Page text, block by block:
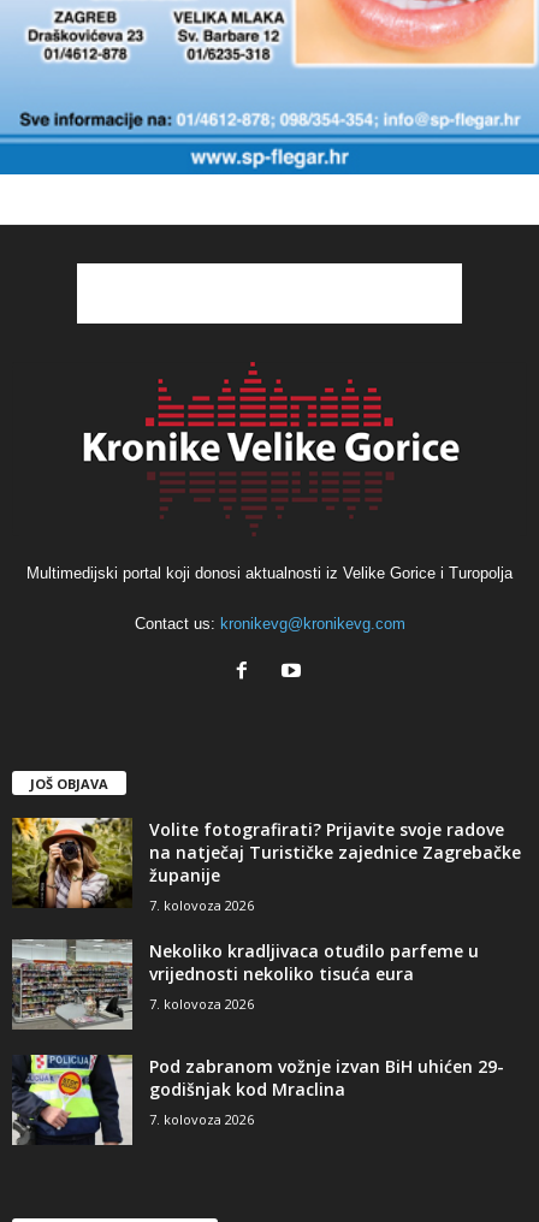
Multimedijski portal koji donosi aktualnosti iz Velike Gorice i Turopolja
Contact us: kronikevg@kronikevg.com
JOŠ OBJAVA
Volite fotografirati? Prijavite svoje radove
na natječaj Turističke zajednice Zagrebačke
županije
7. kolovoza 2026
Nekoliko kradljivaca otuđilo parfeme u
vrijednosti nekoliko tisuća eura
7. kolovoza 2026
Pod zabranom vožnje izvan BiH uhićen 29-
godišnjak kod Mraclina
7. kolovoza 2026